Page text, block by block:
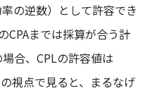
の逆数）として許容でき
CPAまでは採算が合う計
合、CPLの許容値は
視点で見ると、まるなげ